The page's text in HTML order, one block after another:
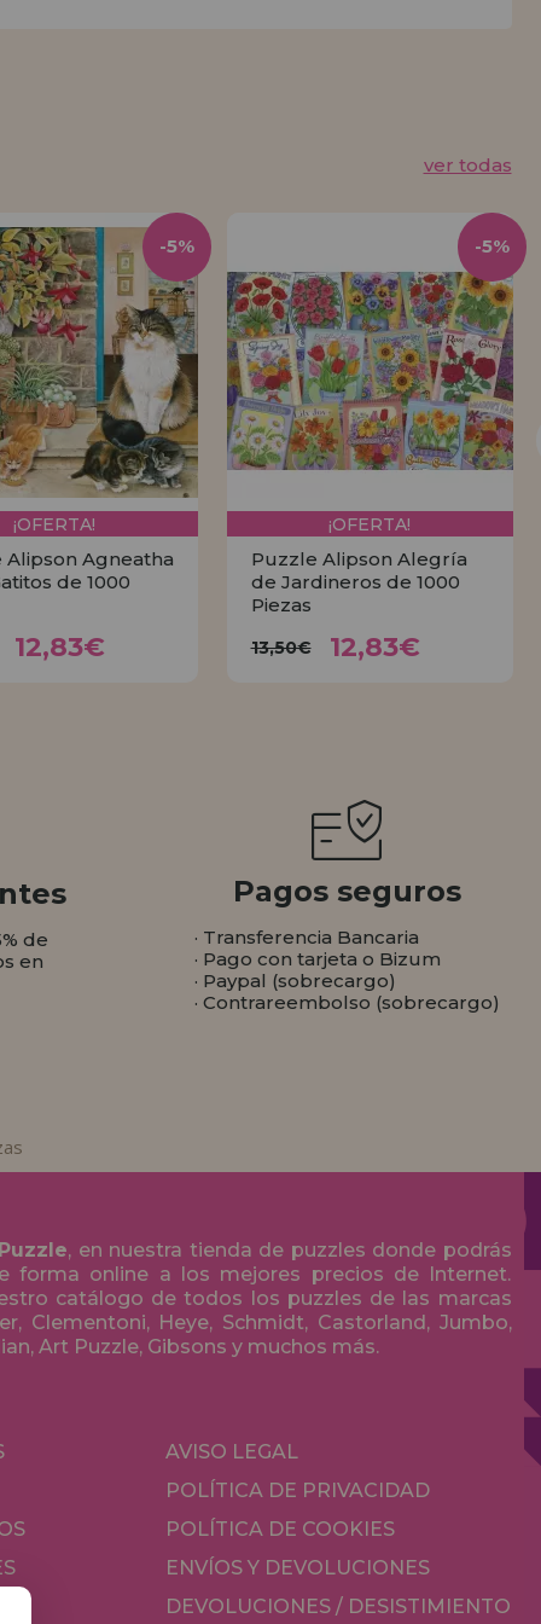
ver todas
¡OFERTA!
Alipson Agneatha
de 1000
12,83€
-5%
¡OFERTA!
Puzzle Alipson Alegría
de Jardineros de 1000
Piezas
13,50€ 12,83€
-5%
de
en
Pagos seguros
· Transferencia Bancaria
· Pago con tarjeta o Bizum
· Paypal (sobrecargo)
· Contrareembolso (sobrecargo)
, en nuestra tienda de puzzles donde podrás
forma online a los mejores precios de Internet.
catálogo de todos los puzzles de las marcas
Clementoni, Heye, Schmidt, Castorland, Jumbo,
Art Puzzle, Gibsons y muchos más.
AVISO LEGAL
POLÍTICA DE PRIVACIDAD
POLÍTICA DE COOKIES
ENVÍOS Y DEVOLUCIONES
DEVOLUCIONES / DESISTIMIENTO